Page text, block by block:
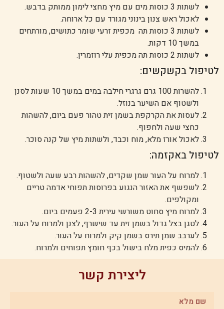
לשתות 3 כוסות מים עם מיץ מחצי לימון ממותק בדבש.
לאכול ראש צנון בינוני מגורד עם כל ארוחה.
לשתות 3 כוסות תה מכפית זרעי שומר כתושים, מורתחים
במשך 10 דקות.
לשתות 2 כוסות תה מכפית עלי רוזמרין.
לטיפול בקשקשים:
להשרות 100 גרם גרגרי חילבה במים במשך 10 שעות לסנן
ולשטוף אם השיער בנוזל.
לעסות את הקרקפת בשמן זית טהור פעם ביום, להשהות
כחצי שעה ולחפוף.
לאכול אורז מלא, מוח וכבד, ולשתות מיץ של קנה סוכר.
לטיפול באקזמה:
למרוח על העור שמן שקדים, להשהות רבע שעה ולשטוף.
לשפשף את האזור הנגוע בפרוסות תפוחי אדמה טריים
ומקולפים.
למרוח מיץ סחוט משורשי עירית 2-3 פעמים ביום.
לטגן בצל גדול בשמן זית עד שישרף, לצנן ולמרוח על העור.
לערבב שמן תירס בשמן קיק ולמרוח על העור.
להמיס כפית מלח בישול בכף חומץ תפוחים ולמרוח.
ליצירת קשר